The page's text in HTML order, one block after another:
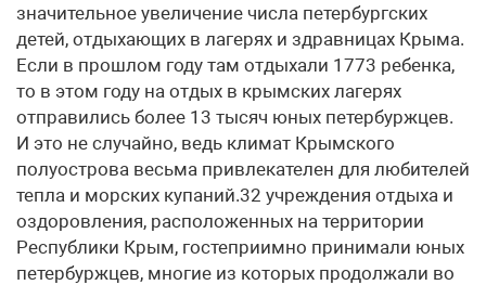
значительное увеличение числа петербургских
детей, отдыхающих в лагерях и здравницах Крыма.
Если в прошлом году там отдыхали 1773 ребенка,
то в этом году на отдых в крымских лагерях
отправились более 13 тысяч юных петербуржцев.
И это не случайно, ведь климат Крымского
полуострова весьма привлекателен для любителей
тепла и морских купаний.32 учреждения отдыха и
оздоровления, расположенных на территории
Республики Крым, гостеприимно принимали юных
петербуржцев, многие из которых продолжали во